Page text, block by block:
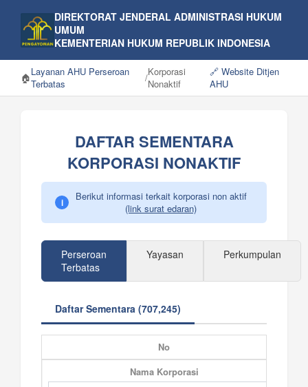
DIREKTORAT JENDERAL ADMINISTRASI HUKUM
UMUM
KEMENTERIAN HUKUM REPUBLIK INDONESIA
🏠Layanan AHU Perseroan
Terbatas
/Korporasi
Nonaktif
🔗 Website Ditjen
AHU
DAFTAR SEMENTARA
KORPORASI NONAKTIF
i
Berikut informasi terkait korporasi non aktif
(link surat edaran)
Perseroan
Terbatas
Yayasan Perkumpulan
Daftar Sementara (707,245)
No
Nama Korporasi